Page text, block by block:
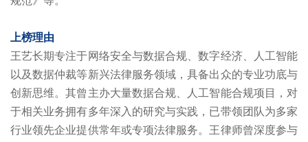
上榜理由
王艺长期专注于网络安全与数据合规、数字经济、人工智能
以及数据仲裁等新兴法律服务领域，具备出众的专业功底与
创新思维。其曾主办大量数据合规、人工智能合规项目，对
于相关业务拥有多年深入的研究与实践，已带领团队为多家
行业领先企业提供常年或专项法律服务。王律师曾深度参与